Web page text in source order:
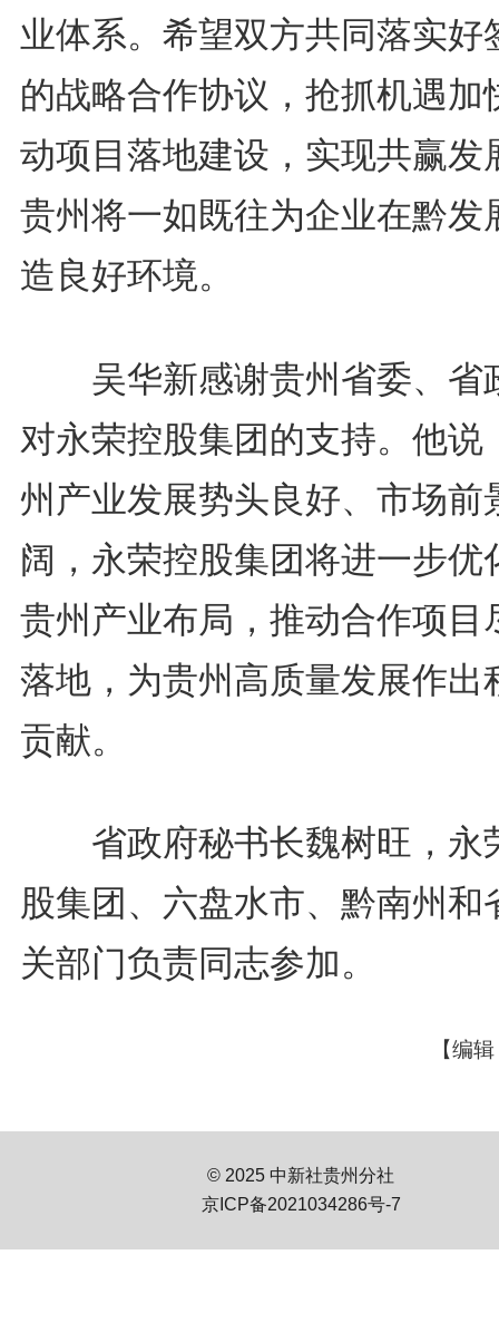
业体系。希望双方共同落实好
的战略合作协议，抢抓机遇加
动项目落地建设，实现共赢发
贵州将一如既往为企业在黔发
造良好环境。
吴华新感谢贵州省委、省
对永荣控股集团的支持。他说
州产业发展势头良好、市场前
阔，永荣控股集团将进一步优
贵州产业布局，推动合作项目
落地，为贵州高质量发展作出
贡献。
省政府秘书长魏树旺，永
股集团、六盘水市、黔南州和
关部门负责同志参加。
【编
© 2025 中新社贵州分社
京ICP备2021034286号-7